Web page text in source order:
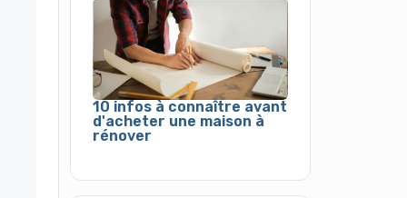
10 infos à connaître avant
d'acheter une maison à
rénover